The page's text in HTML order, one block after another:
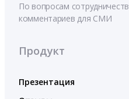
По вопросам
комментариев для СМИ
Продукт
Презентация